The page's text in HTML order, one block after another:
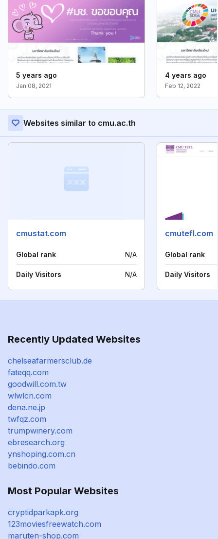
5 years ago
Jan 08, 2021
4 years ago
Feb 12, 2022
Websites similar to cmu.ac.th
cmustat.com
Global rank N/A
Daily Visitors N/A
cmutefl.com
Global rank
Daily Visitors
Recently Updated Websites
chelseafarmersclub.de
fateqq.com
goodwill.com.tw
wlwlcn.com
dena.ne.jp
twfqz.com
trumpwinery.com
ebresearch.org
ynshoping.com.cn
bebindo.com
Most Popular Websites
cryptidparkapk.org
123moviesfreewatch.com
maruten-shop.com